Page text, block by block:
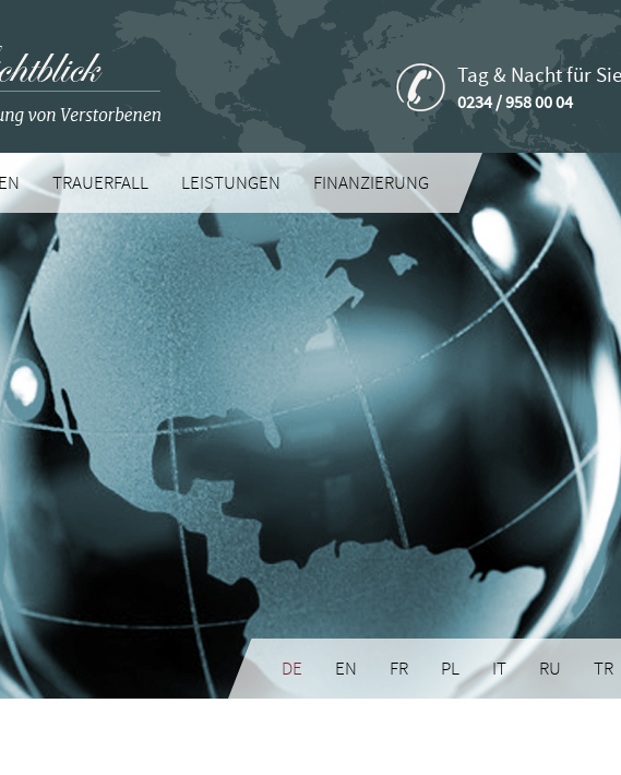
Tag & Nacht für
0234 / 958 00 04
TRAUERFALL LEISTUNGEN FINANZIERUNG
DE EN FR PL IT RU TR